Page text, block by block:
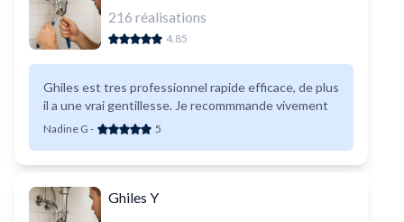
216 réalisations
4.85
Ghiles est tres professionnel rapide efficace, de plus
il a une vrai gentillesse. Je recommmande vivement
Nadine G - 5
Ghiles Y